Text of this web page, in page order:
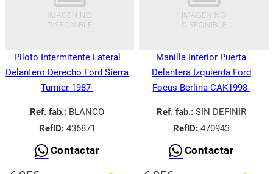
Piloto Intermitente Lateral
Delantero Derecho Ford Sierra
Turnier 1987-
Ref. fab.: BLANCO
RefID:436871
Contactar
Manilla Interior Puerta
Delantera Izquierda Ford
Focus Berlina CAK1998-
Ref. fab.:SIN DEFINIR
RefID:470943
Contactar